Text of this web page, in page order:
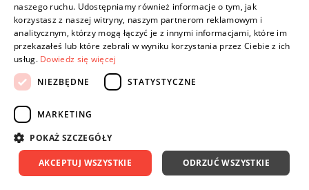
ENGLISH
naszego ruchu. Udostępniamy również informacje o tym, jak
korzystasz z naszej witryny, naszym partnerom reklamowym i
analitycznym, którzy mogą łączyć je z innymi informacjami, które im
przekazałeś lub które zebrali w wyniku korzystania przez Ciebie z ich
usług. Dowiedz się więcej
NIEZBĘDNE
STATYSTYCZNE
MARKETING
POKAŻ SZCZEGÓŁY
AKCEPTUJ WSZYSTKIE ODRZUĆ WSZYSTKIE